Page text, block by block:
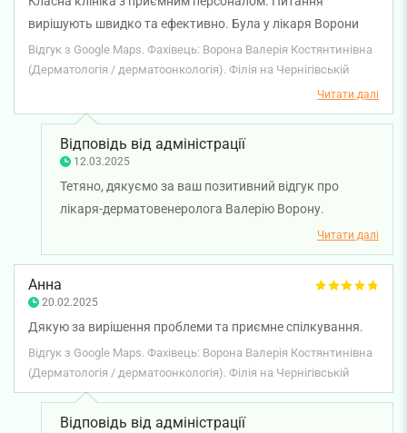
вирішують швидко та ефективно. Була у лікаря Ворони
В.К. отримала вичерпну, швидку консультацію та
призначення по догляду за шкірою.
Відгук з Google Maps. Фахівець: Ворона Валерія Костянтинівна
(Дерматологія / дерматоонкологія). Філія на Чернігівській
Читати далі
Відповідь від адміністрації
12.03.2025
Тетяно, дякуємо за ваш позитивний відгук про
лікаря-дерматовенеролога Валерію Ворону.
Читати далі
Анна
20.02.2025
Дякую за вирішення проблеми та приємне спілкування.
Відгук з Google Maps. Фахівець: Ворона Валерія Костянтинівна
(Дерматологія / дерматоонкологія). Філія на Чернігівській
Відповідь від адміністрації